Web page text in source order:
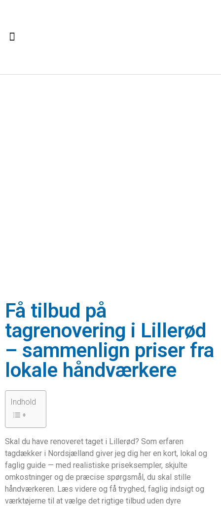
Få tilbud på
tagrenovering i Lillerød
– sammenlign priser fra
lokale håndværkere
Indhold
Skal du have renoveret taget i Lillerød? Som erfaren
tagdækker i Nordsjælland giver jeg dig her en kort, lokal og
faglig guide — med realistiske priseksempler, skjulte
omkostninger og de præcise spørgsmål, du skal stille
håndværkeren. Læs videre og få tryghed, faglig indsigt og
værktøjerne til at vælge det rigtige tilbud uden dyre